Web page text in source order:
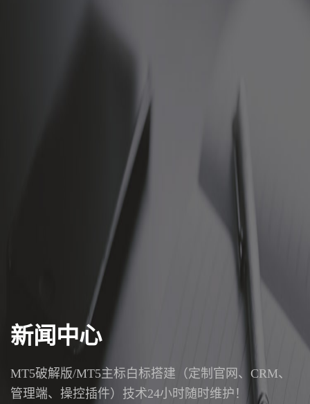
新闻中心
MT5破解版/MT5主标白标搭建（定制官网、CRM、
管理端、操控插件）技术24小时随时维护！